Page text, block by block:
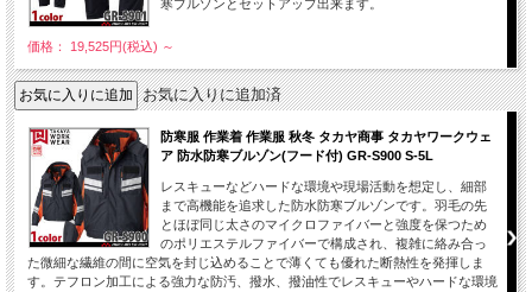
寒ブルゾンとセットアップ出来ます。
価格： 19,525円(税込) ～
お気に入りに追加済
防寒服 作業着 作業服 秋冬 タカヤ商事 タカヤワークウェ
ア 防水防寒ブルゾン(フード付) GR-S900 S-5L
レスキューなどハードな環境や現場活動を想定し、細部
まで高機能を追求した防水防寒ブルゾンです。羽毛の先
とほぼ同じ太さのマイクロファイバーと強度を保つため
のポリエステルファイバーで構成され、複雑に絡み合っ
た微細な繊維の間に空気を封じ込めることで薄くても優れた断熱性を発揮しま
す。テフロン加工による強力な防汚、撥水、撥油性でレスキューやハードな環境